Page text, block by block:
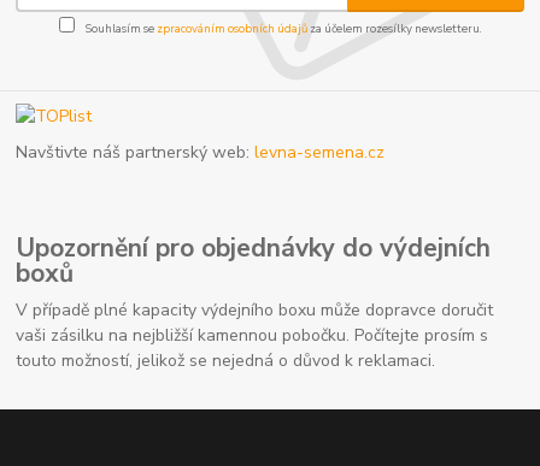
Souhlasím se zpracováním osobních údajůza účelem rozesílky newsletteru.
Navštivte náš partnerský web:levna-semena.cz
Upozornění pro objednávky do výdejních
boxů
V případě plné kapacity výdejního boxu může dopravce doručit
vaši zásilku na nejbližší kamennou pobočku. Počítejte prosím s
touto možností, jelikož se nejedná o důvod k reklamaci.